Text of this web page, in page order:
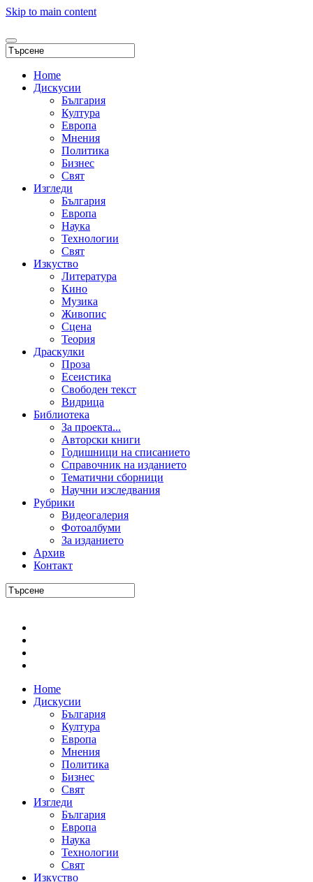
Skip to main content
Home
Дискусии
България
Култура
Европа
Мнения
Политика
Бизнес
Свят
Изгледи
България
Европа
Наука
Технологии
Свят
Изкуство
Литература
Кино
Музика
Живопис
Сцена
Теория
Драскулки
Проза
Есеистика
Свободен текст
Видрица
Библиотека
За проекта...
Авторски книги
Годишници на списанието
Справочник на изданието
Тематични сборници
Научни изследвания
Рубрики
Видеогалерия
Фотоалбуми
За изданието
Архив
Контакт
Home
Дискусии
България
Култура
Европа
Мнения
Политика
Бизнес
Свят
Изгледи
България
Европа
Наука
Технологии
Свят
Изкуство